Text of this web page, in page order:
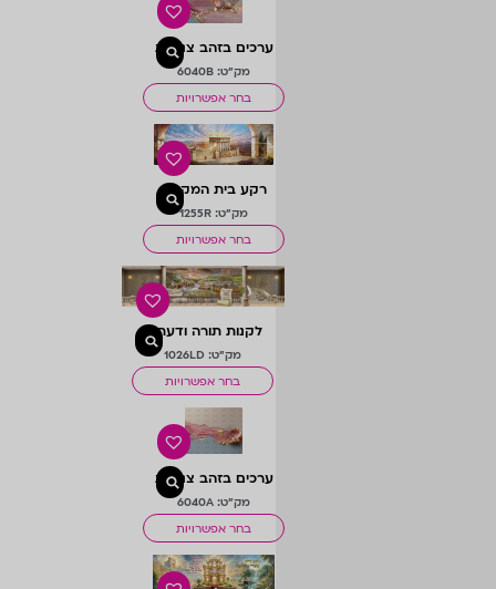
ערכים בזהב צניעות
מק"ט: 6040B
בחר אפשרויות
רקע בית המקדש
מובהרמק"ט: 1255R
בחר אפשרויות
לקנות תורה ודעת ה
במדרגות בהיר
מק"ט: 1026LD
בחר אפשרויות
ערכים בזהב צניעות
מק"ט: 6040A
בחר אפשרויות